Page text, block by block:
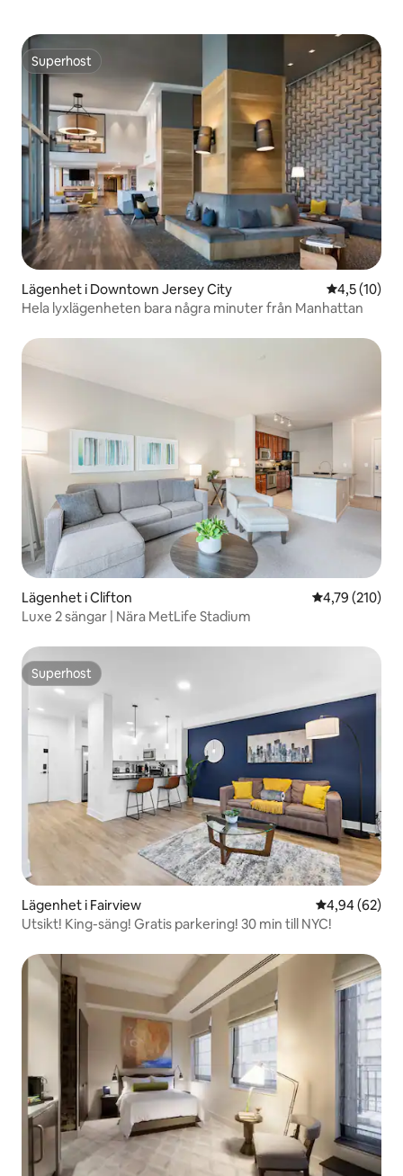
Superhost
Superhost
Lägenhet i Downtown Jersey City 4,5 av 5 i
4,5 (10)
Hela lyxlägenheten bara några minuter från Manhattan
Lägenhet i Clifton 4,79 av 5 i
4,79 (210)
Luxe 2 sängar | Nära MetLife Stadium
Superhost
Superhost
Lägenhet i Fairview 4,94 av 5 i
4,94 (62)
Utsikt! King-säng! Gratis parkering! 30 min till NYC!